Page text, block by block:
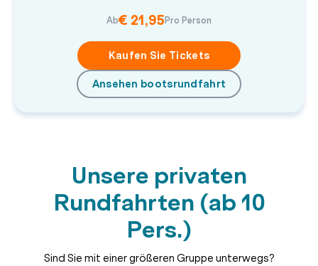
Ab€ 21,95 Pro Person
Kaufen Sie Tickets
Ansehen bootsrundfahrt
Unsere privaten
Rundfahrten (ab 10
Pers.)
Sind Sie mit einer größeren Gruppe unterwegs?